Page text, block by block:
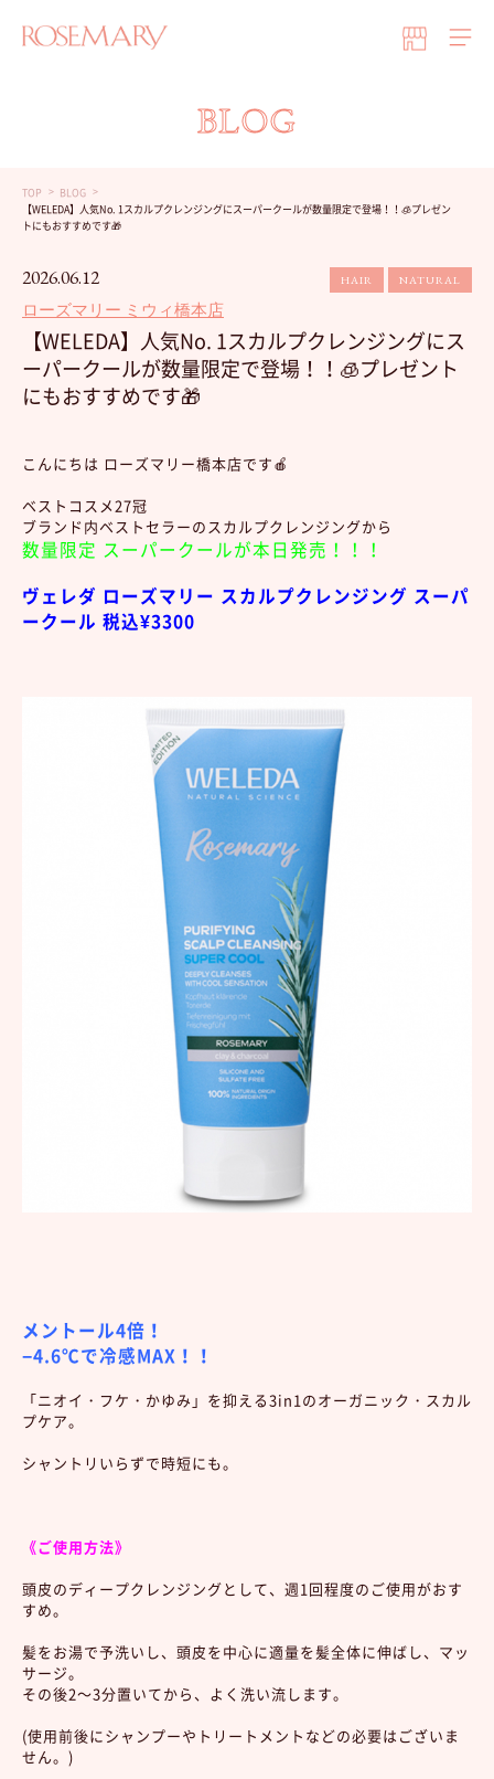
BLOG
TOP
BLOG
【WELEDA】人気No. 1スカルプクレンジングにスーパークールが数量限定で登場！！🧊プレゼン
トにもおすすめです🎁
2026.06.12
ローズマリー ミウィ橋本店
HAIR NATURAL
【WELEDA】人気No. 1スカルプクレンジングにス
ーパークールが数量限定で登場！！🧊プレゼント
にもおすすめです🎁
こんにちは ローズマリー橋本店です🍎
ベストコスメ27冠
ブランド内ベストセラーのスカルプクレンジングから
数量限定 スーパークールが本日発売！！！
ヴェレダ ローズマリー スカルプクレンジング スーパ
ークール 税込¥3300
メントール4倍！
−4.6℃で冷感MAX！！
「ニオイ・フケ・かゆみ」を抑える3in1のオーガニック・スカル
プケア。
シャントリいらずで時短にも。
《ご使用方法》
頭皮のディープクレンジングとして、週1回程度のご使用がおす
すめ。
髪をお湯で予洗いし、頭皮を中心に適量を髪全体に伸ばし、マッ
サージ。
その後2～3分置いてから、よく洗い流します。
(使用前後にシャンプーやトリートメントなどの必要はございま
せん。)